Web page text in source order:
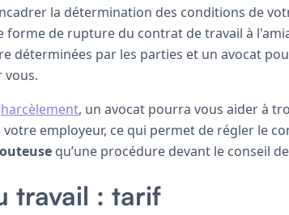
la détermination des conditions de
forme de rupture du contrat de travail à
déterminées par les parties et un avocat
vous.
harcèlement, un avocat pourra vous aider à
employeur, ce qui permet de régler le
qu’une procédure devant le conseil
travail : tarif